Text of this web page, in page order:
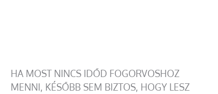
HA MOST NINCS IDŐD FOGORVOSHOZ
MENNI, KÉSŐBB SEM BIZTOS, HOGY LESZ